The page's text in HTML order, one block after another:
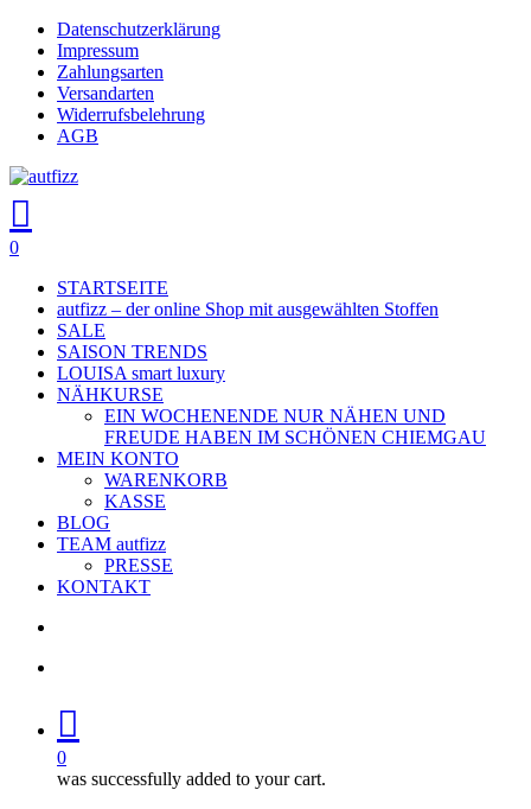
Skip
main
content
Datenschutzerklärung
Impressum
Zahlungsarten
Versandarten
Widerrufsbelehrung
AGB
search
account
0
STARTSEITE
autfizz – der online Shop mit ausgewählten Stoffen
SALE
SAISON TRENDS
LOUISA smart luxury
NÄHKURSE
EIN WOCHENENDE NUR NÄHEN UND
FREUDE HABEN IM SCHÖNEN CHIEMGAU
MEIN KONTO
WARENKORB
KASSE
BLOG
TEAM autfizz
PRESSE
KONTAKT
0
was successfully added to your cart.